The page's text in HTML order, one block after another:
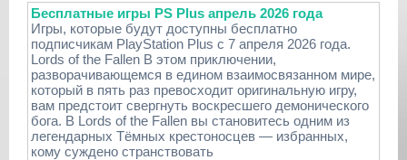
Бесплатные игры PS Plus апрель 2026 года
Игры, которые будут доступны бесплатно
подписчикам PlayStation Plus с 7 апреля 2026 года.
Lords of the Fallen В этом приключении,
разворачивающемся в едином взаимосвязанном мире,
который в пять раз превосходит оригинальную игру,
вам предстоит свергнуть воскресшего демонического
бога. В Lords of the Fallen вы становитесь одним из
легендарных Тёмных крестоносцев — избранных,
кому суждено странствовать